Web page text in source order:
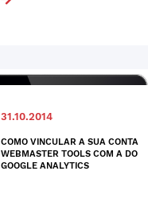
31.10.2014
COMO VINCULAR A SUA CONTA
WEBMASTER TOOLS COM A DO
GOOGLE ANALYTICS